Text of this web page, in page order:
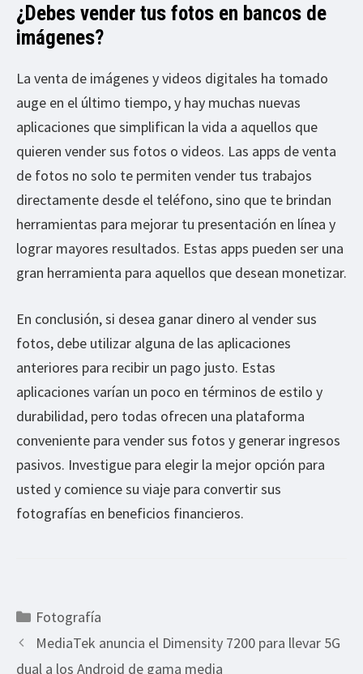
¿Debes vender tus fotos en bancos de
imágenes?
La venta de imágenes y videos digitales ha tomado
auge en el último tiempo, y hay muchas nuevas
aplicaciones que simplifican la vida a aquellos que
quieren vender sus fotos o videos. Las apps de venta
de fotos no solo te permiten vender tus trabajos
directamente desde el teléfono, sino que te brindan
herramientas para mejorar tu presentación en línea y
lograr mayores resultados. Estas apps pueden ser una
gran herramienta para aquellos que desean monetizar.
En conclusión, si desea ganar dinero al vender sus
fotos, debe utilizar alguna de las aplicaciones
anteriores para recibir un pago justo. Estas
aplicaciones varían un poco en términos de estilo y
durabilidad, pero todas ofrecen una plataforma
conveniente para vender sus fotos y generar ingresos
pasivos. Investigue para elegir la mejor opción para
usted y comience su viaje para convertir sus
fotografías en beneficios financieros.
Categorías
Fotografía
MediaTek anuncia el Dimensity 7200 para llevar 5G
dual a los Android de gama media